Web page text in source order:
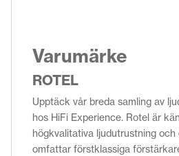
Varumärke
ROTEL
Upptäck vår breda samling av
hos HiFi Experience. Rotel är
högkvalitativa ljudutrustning
omfattar förstklassiga